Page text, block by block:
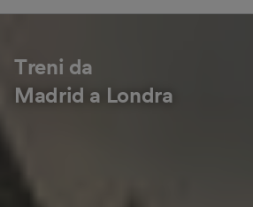
Treni da
Madrid a Londra